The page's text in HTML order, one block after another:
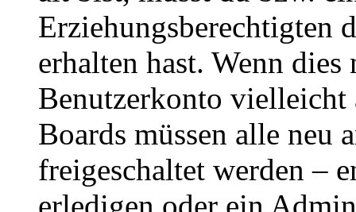
Erziehungsberechtigten
erhalten hast. Wenn
Benutzerkonto
Boards müssen alle neu
freigeschaltet werden –